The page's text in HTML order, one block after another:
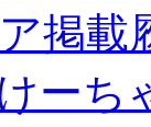
掲載
ーち